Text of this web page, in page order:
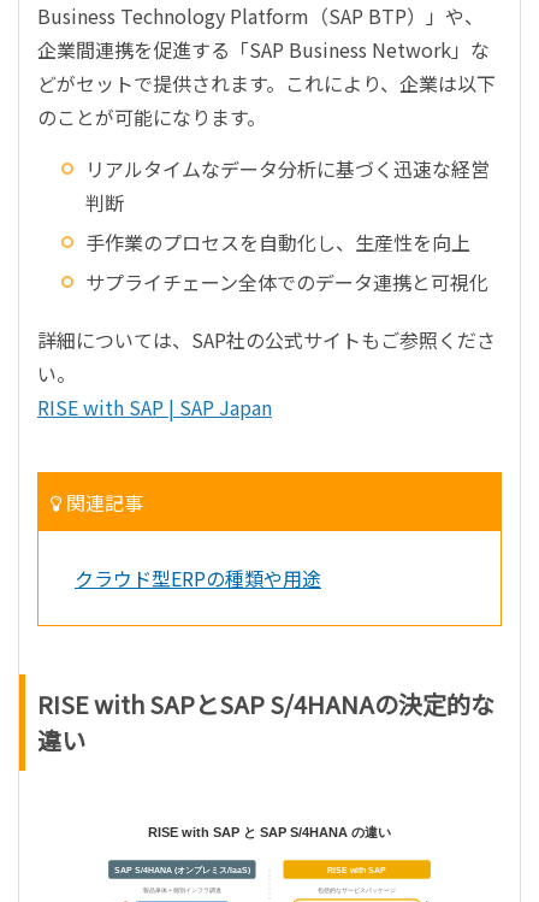
Business Technology Platform（SAP BTP）」や、
企業間連携を促進する「SAP Business Network」な
どがセットで提供されます。これにより、企業は以下
のことが可能になります。
リアルタイムなデータ分析に基づく迅速な経営
判断
手作業のプロセスを自動化し、生産性を向上
サプライチェーン全体でのデータ連携と可視化
詳細については、SAP社の公式サイトもご参照くださ
い。
RISE with SAP | SAP Japan
関連記事
クラウド型ERPの種類や用途
RISE with SAPとSAP S/4HANAの決定的な
違い
RISE with SAP と SAP S/4HANA の違い
SAP S/4HANA (オンプレミス/IaaS)
製品単体 + 個別インフラ調達
RISE with SAP
包括的なサービスパッケージ